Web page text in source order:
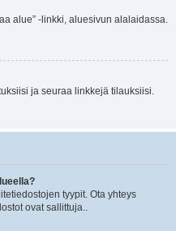
alue” -linkki, aluesivun alalaidassa.
ja seuraa linkkejä tilauksiisi.
tyypit. Ota yhteys
ovat sallittuja..